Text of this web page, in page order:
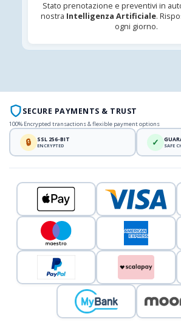
Stato prenotazione e preventivi in
nostra Intelligenza Artificiale.
ogni giorno.
SECURE PAYMENTS & TRUST
100% Encrypted transactions & flexible payment options
🔒 SSL 256-BIT
ENCRYPTED ✓ SAFE